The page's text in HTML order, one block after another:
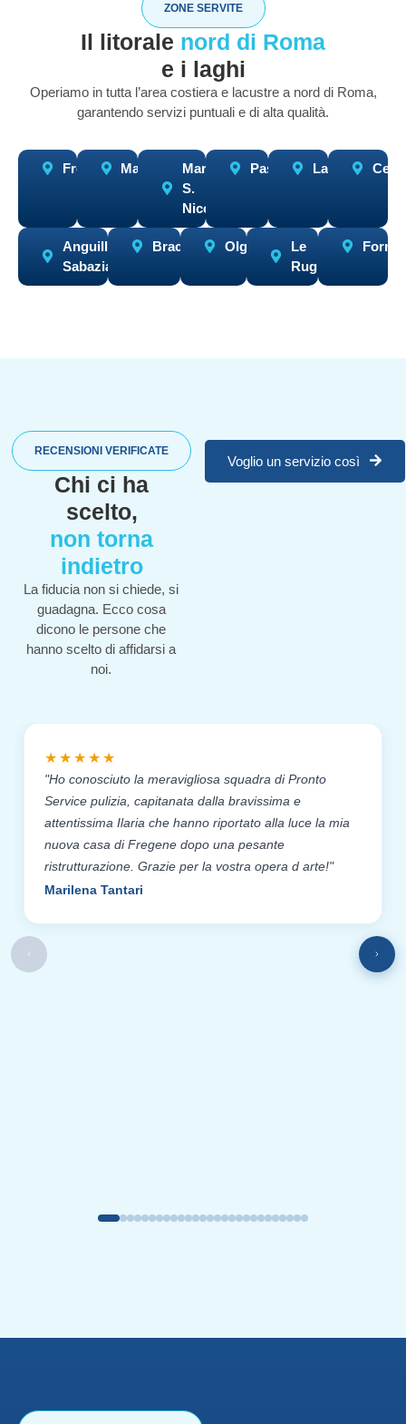
ZONE SERVITE
Il litorale nord di Roma
e i laghi
Operiamo in tutta l’area costiera e lacustre a nord di Roma,
garantendo servizi puntuali e di alta qualità.
Fregene MaccareseMarina
S.
Nicola
PassoscuroLadispoli
Anguillara
Sabazia
Bracciano Olgiata
Le
Rughe
RECENSIONI VERIFICATE
Chi ci ha
scelto,
non torna
indietro
La fiducia non si chiede, si
guadagna. Ecco cosa
dicono le persone che
hanno scelto di affidarsi a
noi.
Voglio un servizio così
★★★★★
"Ho conosciuto la meravigliosa squadra di Pronto
Service pulizia, capitanata dalla bravissima e
attentissima Ilaria che hanno riportato alla luce la mia
nuova casa di Fregene dopo una pesante
ristrutturazione. Grazie per la vostra opera d arte!"
Marilena Tantari